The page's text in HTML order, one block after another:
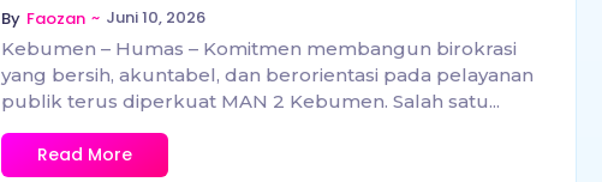
By Faozan ~ Juni 10, 2026
Kebumen – Humas – Komitmen membangun birokrasi
yang bersih, akuntabel, dan berorientasi pada pelayanan
publik terus diperkuat MAN 2 Kebumen. Salah satu...
Read More